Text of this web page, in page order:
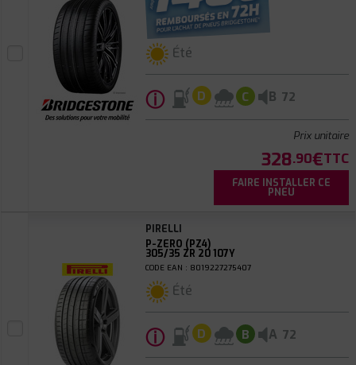
Été
ⓘ D C B 72
Prix unitaire
328.90€TTC
FAIRE INSTALLER CE
PNEU
PIRELLI
P-ZERO (PZ4)
305/35 ZR 20 107Y
CODE EAN : 8019227275407
Été
ⓘ D B A 72